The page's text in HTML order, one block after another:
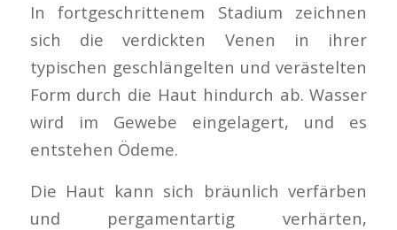
In fortgeschrittenem Stadium zeichnen
sich die verdickten Venen in ihrer
typischen geschlängelten und verästelten
Form durch die Haut hindurch ab. Wasser
wird im Gewebe eingelagert, und es
entstehen Ödeme.
Die Haut kann sich bräunlich verfärben
und pergamentartig verhärten,